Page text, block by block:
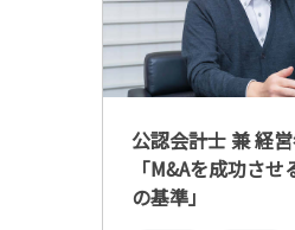
公認会計士 兼 経
「M&Aを成功さ
の基準」